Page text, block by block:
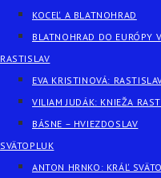
KOCEĽ A BLATNOHRAD
BLATNOHRAD DO EURÓPY
RASTISLAV
EVA KRISTINOVÁ:
VILIAM JUDÁK: KNIEŽA
BÁSNE – HVIEZDOSLAV
SVÄTOPLUK
ANTON HRNKO: KRÁĽ